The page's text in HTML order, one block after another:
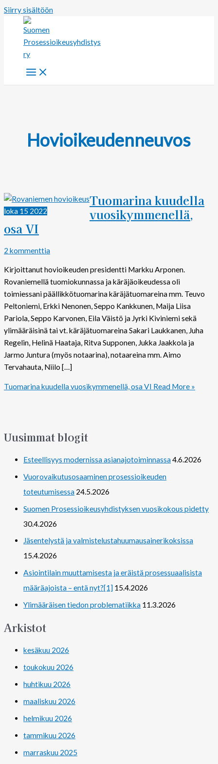
Siirry sisältöön
Hovioikeudenneuvos
loka 15 2022
Tuomarina kuudella
vuosikymmenellä,
osa VI
2 kommenttia
Kirjoittanut hovioikeuden presidentti Markku Arponen.
Rovaniemellä tuomiokunnassa ja käräjäoikeudessa oli
toimiessani päällikkötuomarina käräjätuomareina mm. Teuvo
Peltoniemi, Erkki Nenonen, Seppo Kankkunen, Maija Liisa
Pariola, Seppo Karvonen, Eila Väistö ja Jyrki Kiviniemi sekä
ylimääräisinä tai vt. käräjätuomareina Sakari Laukkanen, Juha
Regelin, Helinä Haataja, Ritva Supponen, Jukka Jaakkola ja
Jarmo Juntura (myös notaarina), notaareina mm. Aimo
Tervahauta, Niilo […]
Tuomarina kuudella vuosikymmenellä, osa VI Read More »
Uusimmat blogit
Esteellisyys modernissa asianajotoiminnassa4.6.2026
Vuorovaikutusosaaminen prosessioikeuden
toteutumisessa 24.5.2026
Suomen Prosessioikeusyhdistyksen vuosikokous pidetty
30.4.2026
Jäsentelystä ja valmistelustahuumausainerikoksissa
15.4.2026
Asiointilain muuttamisesta ja eräistä prosessuaalisista
määräajoista – entä nyt?[1] 15.4.2026
Ylimääräisen tiedon problematiikka 11.3.2026
Arkistot
kesäkuu 2026
toukokuu 2026
huhtikuu 2026
maaliskuu 2026
helmikuu 2026
tammikuu 2026
marraskuu 2025